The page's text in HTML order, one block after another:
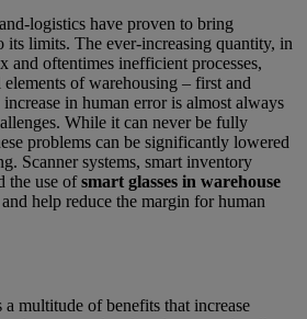
logistics have proven to bring
its limits. The ever-increasing quantity, in
and oftentimes inefficient processes,
of warehousing – first and
in human error is almost always
While it can never be fully
problems can be significantly lowered
Scanner systems, smart inventory
the use ofsmart glasses in warehouse
help reduce the margin for human
multitude of benefits that increase